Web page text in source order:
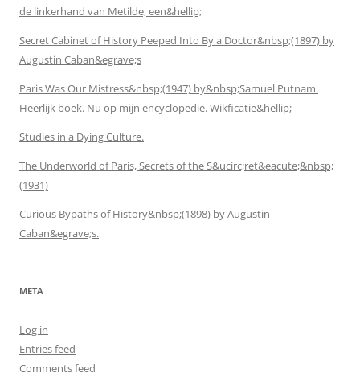
de linkerhand van Metilde, een&hellip;
Secret Cabinet of History Peeped Into By a Doctor&nbsp;(1897) by
Augustin Caban&egrave;s
Paris Was Our Mistress&nbsp;(1947) by&nbsp;Samuel Putnam.
Heerlijk boek. Nu op mijn encyclopedie. Wikficatie&hellip;
Studies in a Dying Culture.
The Underworld of Paris, Secrets of the S&ucirc;ret&eacute;&nbsp;
(1931)
Curious Bypaths of History&nbsp;(1898) by Augustin
Caban&egrave;s.
META
Log in
Entries feed
Comments feed